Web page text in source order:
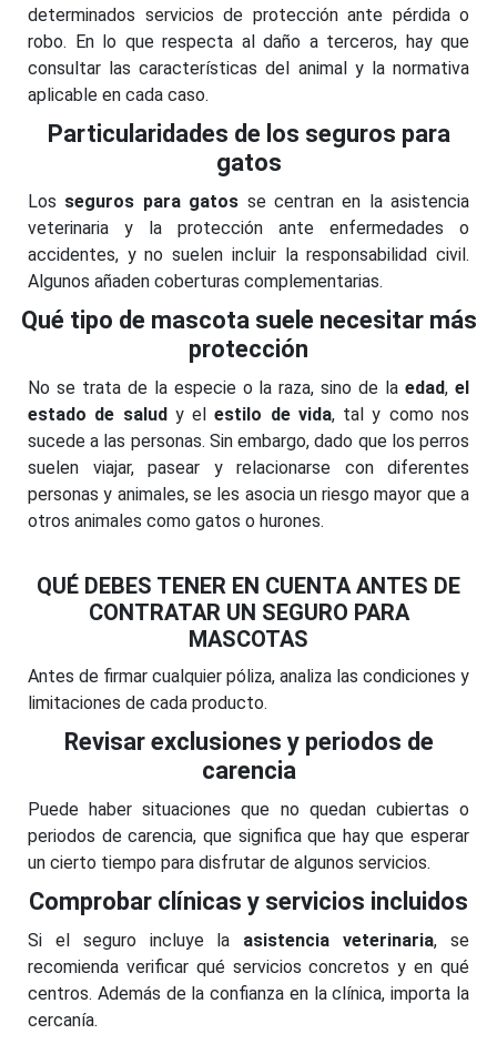
determinados servicios de protección ante pérdida o
robo. En lo que respecta al daño a terceros, hay que
consultar las características del animal y la normativa
aplicable en cada caso.
Particularidades de los seguros para
gatos
Los seguros para gatos se centran en la asistencia
veterinaria y la protección ante enfermedades o
accidentes, y no suelen incluir la responsabilidad civil.
Algunos añaden coberturas complementarias.
Qué tipo de mascota suele necesitar más
protección
No se trata de la especie o la raza, sino de laedad,el
estado de saludy elestilo de vida, tal y como nos
sucede a las personas. Sin embargo, dado que los perros
suelen viajar, pasear y relacionarse con diferentes
personas y animales, se les asocia un riesgo mayor que a
otros animales como gatos o hurones.
QUÉ DEBES TENER EN CUENTA ANTES DE
CONTRATAR UN SEGURO PARA
MASCOTAS
Antes de firmar cualquier póliza, analiza las condiciones y
limitaciones de cada producto.
Revisar exclusiones y periodos de
carencia
Puede haber situaciones que no quedan cubiertas o
periodos de carencia, que significa que hay que esperar
un cierto tiempo para disfrutar de algunos servicios.
Comprobar clínicas y servicios incluidos
Si el seguro incluye la asistencia veterinaria, se
recomienda verificar qué servicios concretos y en qué
centros. Además de la confianza en la clínica, importa la
cercanía.